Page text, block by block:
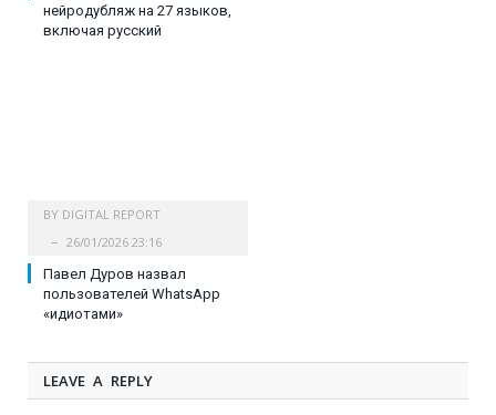
нейродубляж на 27 языков,
включая русский
BY DIGITAL REPORT
26/01/2026 23:16
Павел Дуров назвал
пользователей WhatsApp
«идиотами»
LEAVE A REPLY